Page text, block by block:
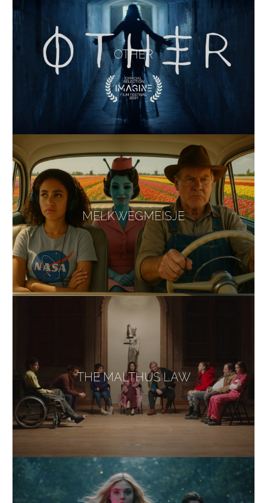
OTHER
MELKWEGMEISJE
THE MALTHUS LAW